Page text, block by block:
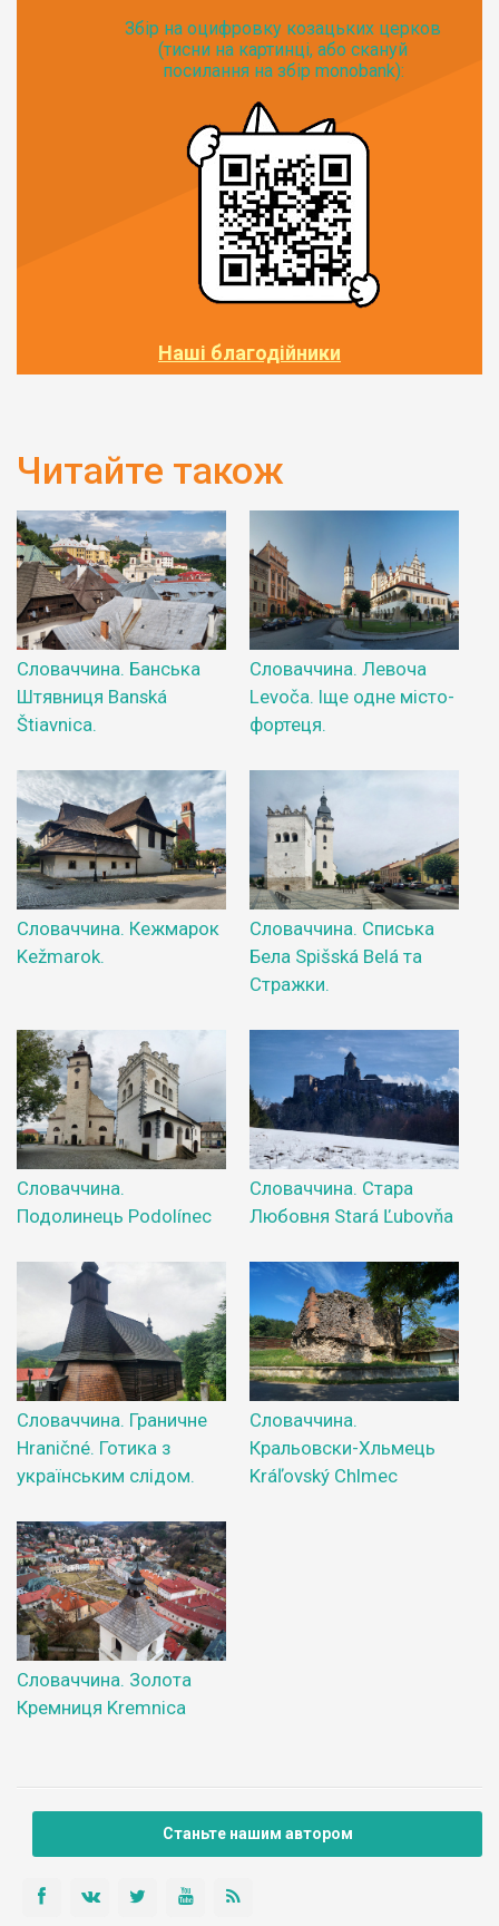
Збір на оцифровку козацьких церков
(тисни на картинці, або скануй
посилання на збір monobank):
Наші благодійники
Читайте також
Словаччина. Банська
Штявниця Banská
Štiavnica.
Словаччина. Левоча
Levoča. Іще одне місто-
фортеця.
Словаччина. Кежмарок
Kežmarok.
Словаччина. Списька
Бела Spišská Belá та
Стражки.
Словаччина.
Подолинець Podolínec
Словаччина. Стара
Любовня Stará Ľubovňa
Словаччина. Граничне
Hraničné. Готика з
українським слідом.
Словаччина.
Кральовски-Хльмець
Kráľovský Chlmec
Словаччина. Золота
Кремниця Kremnica
Станьте нашим автором